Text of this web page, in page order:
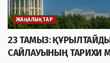
ЖАҢАЛЫҚТАР
23 ТАМЫЗ:
САЙЛАУЫНЫҢ ТАРИХИ